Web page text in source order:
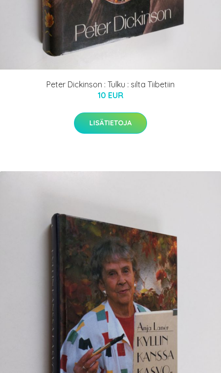
Peter Dickinson : Tulku : silta Tiibetiin
10 EUR
LISÄTIETOJA